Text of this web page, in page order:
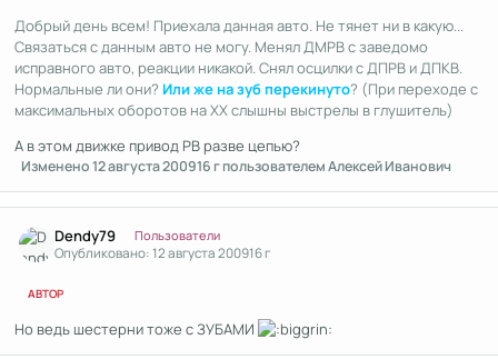
Добрый день всем! Приехала данная авто. Не тянет ни в какую...
Связаться с данным авто не могу. Менял ДМРВ с заведомо
исправного авто, реакции никакой. Снял осцилки с ДПРВ и ДПКВ.
Нормальные ли они? Или же на зуб перекинуто? (При переходе с
максимальных оборотов на ХХ слышны выстрелы в глушитель)
А в этом движке привод РВ разве цепью?
Изменено12 августа 200916 гпользователем Алексей Иванович
Dendy79 Пользователи
Опубликовано:12 августа 200916 г
АВТОР
Но ведь шестерни тоже с ЗУБАМИ